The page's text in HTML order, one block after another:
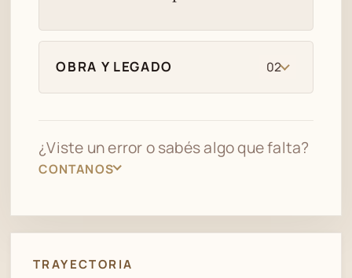
OBRA Y LEGADO 02
¿Viste un error o sabés algo que falta?
CONTANOS
TRAYECTORIA